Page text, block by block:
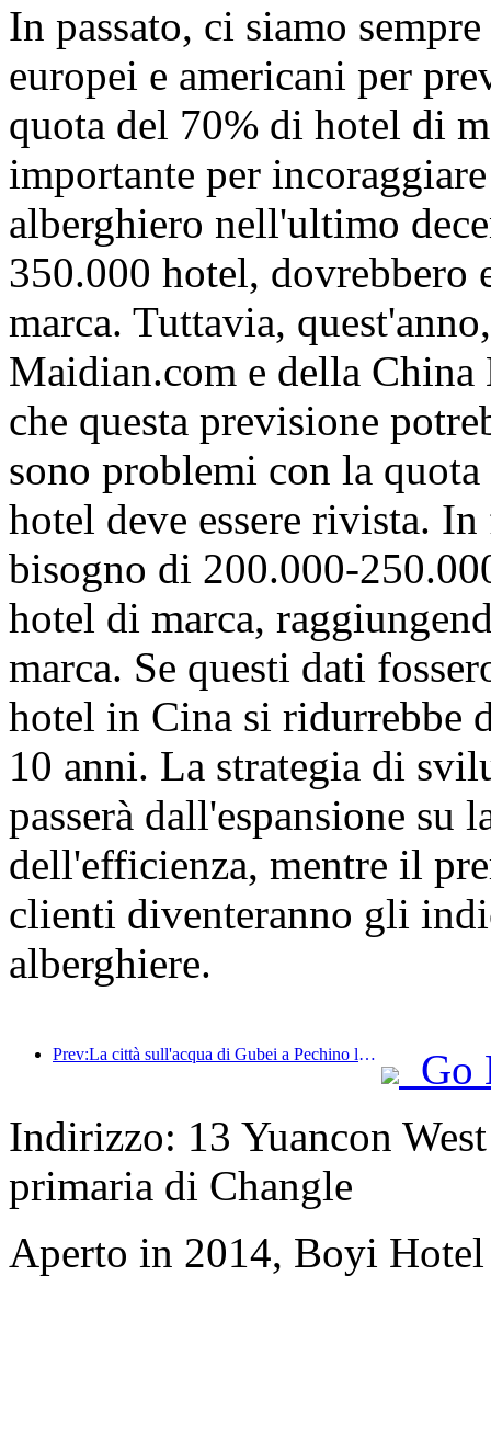
In passato, ci siamo
europei e americani per
quota del 70% di hotel di
importante per
alberghiero nell'ultimo
350.000 hotel, dovrebbero
marca. Tuttavia,
Maidian.com e della
che questa previsione
sono problemi con la
hotel deve essere rivista.
bisogno di 200.000-
hotel di marca,
marca. Se questi dati
hotel in Cina si ridurrebbe
10 anni. La strategia di
passerà dall'espansione su
dell'efficienza, mentre il
clienti diventeranno gli
alberghiere.
Prev:La città sull'acqua di Gubei a Pechino lancia sconti turistici estivi
Go
Indirizzo: 13 Yuancon
primaria di Changle
Aperto in 2014, Boyi Hotel